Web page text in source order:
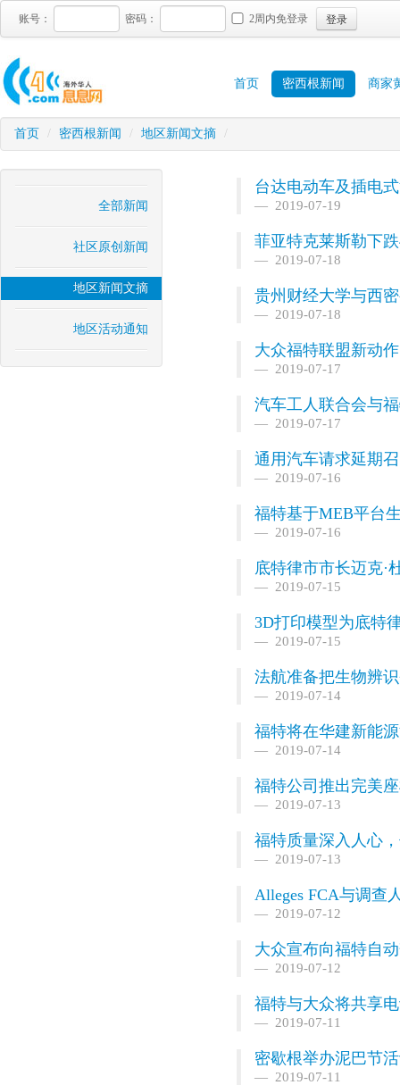
账号： 密码： 2周内免登录 登录
首页 密西根新闻 商家
首页 / 密西根新闻 / 地区新闻文摘 /
全部新闻
社区原创新闻
地区新闻文摘
地区活动通知
台达电动车及插电
2019-07-19
菲亚特克莱斯勒下
2019-07-18
贵州财经大学与西
2019-07-18
大众福特联盟新动
2019-07-17
汽车工人联合会与
2019-07-17
通用汽车请求延期
2019-07-16
福特基于MEB平台
2019-07-16
底特律市市长迈克·
2019-07-15
3D打印模型为底特
2019-07-15
法航准备把生物辨
2019-07-14
福特将在华建新能
2019-07-14
福特公司推出完美
2019-07-13
福特质量深入人心
2019-07-13
Alleges FCA与调查
2019-07-12
大众宣布向福特自
2019-07-12
福特与大众将共享
2019-07-11
密歇根举办泥巴节
2019-07-11